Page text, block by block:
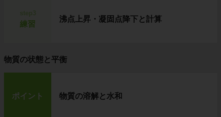
練習
沸点上昇・凝固点降下と計算
物質の状態と平衡
ポイント 物質の溶解と水和